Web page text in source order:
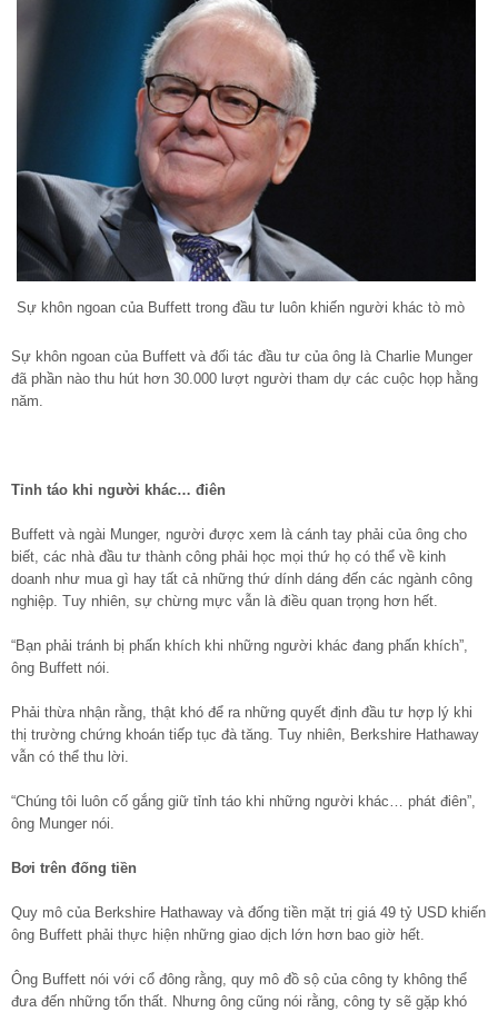
Sự khôn ngoan của Buffett trong đầu tư luôn khiến người khác tò mò
Sự khôn ngoan của Buffett và đối tác đầu tư của ông là Charlie Munger
đã phần nào thu hút hơn 30.000 lượt người tham dự các cuộc họp hằng
năm.
Tỉnh táo khi người khác… điên
Buffett và ngài Munger, người được xem là cánh tay phải của ông cho
biết, các nhà đầu tư thành công phải học mọi thứ họ có thể về kinh
doanh như mua gì hay tất cả những thứ dính dáng đến các ngành công
nghiệp. Tuy nhiên, sự chừng mực vẫn là điều quan trọng hơn hết.
“Bạn phải tránh bị phấn khích khi những người khác đang phấn khích”,
ông Buffett nói.
Phải thừa nhận rằng, thật khó để ra những quyết định đầu tư hợp lý khi
thị trường chứng khoán tiếp tục đà tăng. Tuy nhiên, Berkshire Hathaway
vẫn có thể thu lời.
“Chúng tôi luôn cố gắng giữ tỉnh táo khi những người khác… phát điên”,
ông Munger nói.
Bơi trên đống tiền
Quy mô của Berkshire Hathaway và đống tiền mặt trị giá 49 tỷ USD khiến
ông Buffett phải thực hiện những giao dịch lớn hơn bao giờ hết.
Ông Buffett nói với cổ đông rằng, quy mô đồ sộ của công ty không thể
đưa đến những tổn thất. Nhưng ông cũng nói rằng, công ty sẽ gặp khó